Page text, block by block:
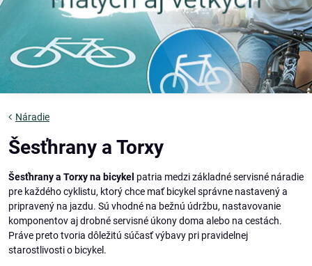
Náradie
Šesťhrany a Torxy
Šesťhrany a Torxy na bicykel patria medzi základné servisné náradie
pre každého cyklistu, ktorý chce mať bicykel správne nastavený a
pripravený na jazdu. Sú vhodné na bežnú údržbu, nastavovanie
komponentov aj drobné servisné úkony doma alebo na cestách.
Práve preto tvoria dôležitú súčasť výbavy pri pravidelnej
starostlivosti o bicykel.